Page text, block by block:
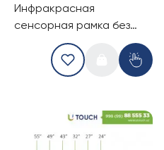
Инфракрасная
сенсорная рамка без
стекла, 27-дюймов (4
касаний) (16-9)